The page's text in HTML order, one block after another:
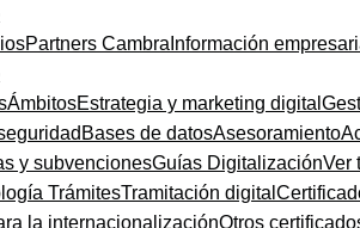
Partners Cambra Información
ÁmbitosEstrategia y marketing digital
Bases de datosAsesoramiento
y subvencionesGuías DigitalizaciónVer
TrámitesTramitación digital
la internacionalizaciónOtros